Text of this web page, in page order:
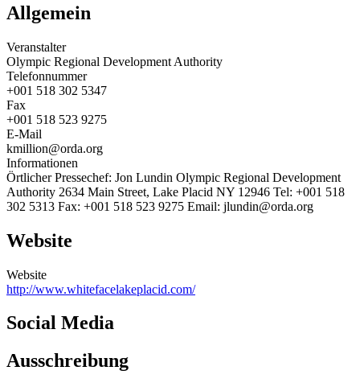
Allgemein
Veranstalter
Olympic Regional Development Authority
Telefonnummer
+001 518 302 5347
Fax
+001 518 523 9275
E-Mail
kmillion@orda.org
Informationen
Örtlicher Pressechef: Jon Lundin Olympic Regional Development
Authority 2634 Main Street, Lake Placid NY 12946 Tel: +001 518
302 5313 Fax: +001 518 523 9275 Email: jlundin@orda.org
Website
Website
http://www.whitefacelakeplacid.com/
Social Media
Ausschreibung